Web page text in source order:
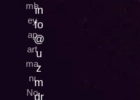
mb
ey
ap
art
ma
nı
No
in
fo
@
u
z
m
dr